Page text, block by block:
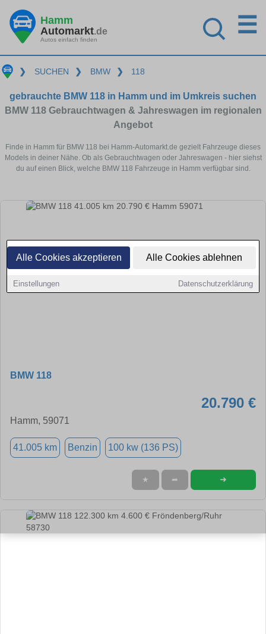
Alle Cookies akzeptieren Alle Cookies ablehnen
Einstellungen Datenschutzerklärung
Hamm
Automarkt.de
Autos einfach finden
☰
❯ SUCHEN ❯ BMW ❯ 118
gebrauchte BMW 118 in Hamm und im Umkreis suchen
BMW 118 Gebrauchtwagen & Jahreswagen im regionalen
Angebot
Finde in Hamm für BMW 118 bei Hamm-Automarkt.de gezielt Fahrzeuge dieses
Models in deiner Nähe. Ob als Gebrauchtwagen oder Jahreswagen - hier siehst
du auf einen Blick, welche BMW 118 Fahrzeuge in Hamm verfügbar sind.
BMW 118
20.790 €
Hamm, 59071
41.005 km Benzin 100 kw (136 PS)
★ ➦ ➜